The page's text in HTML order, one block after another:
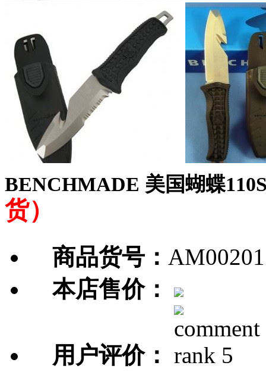
BENCHMADE 美国蝴蝶
货）
商品货号：
本店售价：
用户评价：